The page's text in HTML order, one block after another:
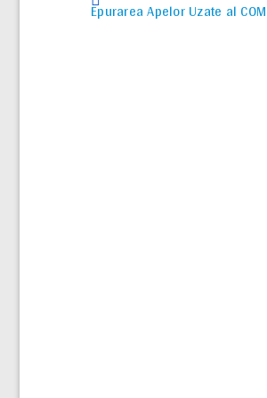
Epurarea Apelor Uzate al